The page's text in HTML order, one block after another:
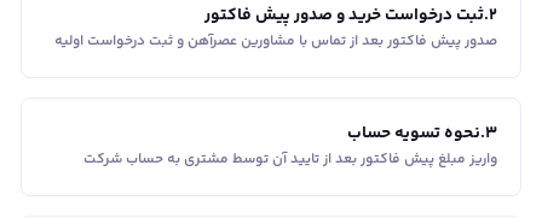
2
.ثبت درخواست خرید و صدور پیش فاکتور
صدور پیش فاکتور بعد از تماس با مشاورین عصر‌آهن و ثبت درخواست اولیه
3
.نحوه تسویه حساب
واریز مبلغ پیش فاکتور بعد از تایید آن توسط مشتری به حساب شرکت